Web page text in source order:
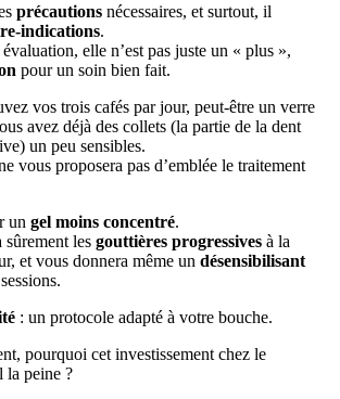
précautions nécessaires, et surtout, il
indications.
elle n’est pas juste un « plus »,
pour un soin bien fait.
vos trois cafés par jour, peut-être un verre
avez déjà des collets (la partie de la dent
un peu sensibles.
vous proposera pas d’emblée le traitement
un gel moins concentré.
les gouttières progressives à la
et vous donnera même un désensibilisant
: un protocole adapté à votre bouche.
pourquoi cet investissement chez le
la peine ?